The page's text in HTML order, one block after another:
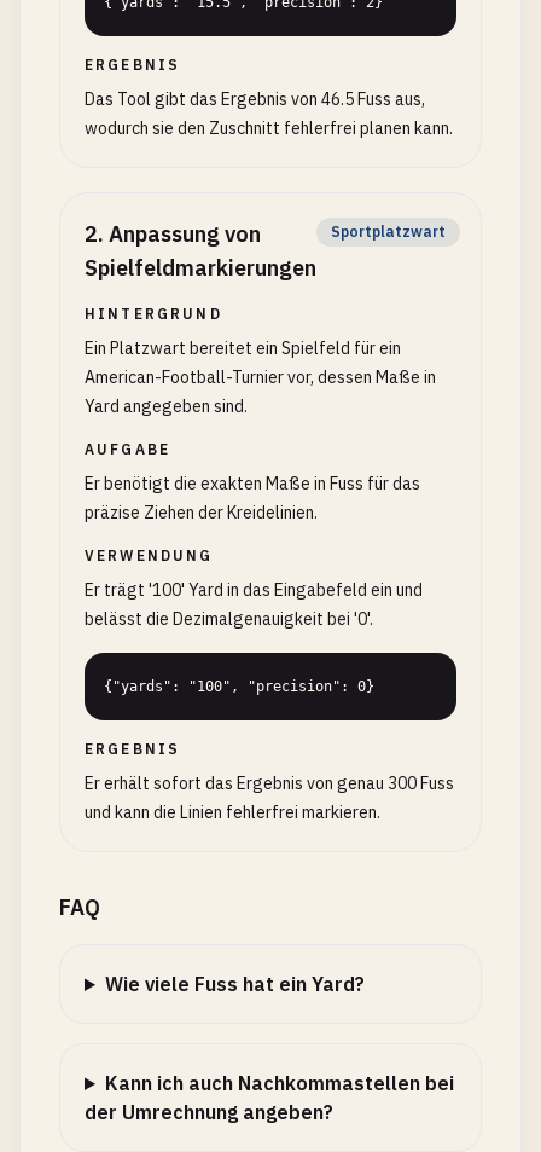
ERGEBNIS
Das Tool gibt das Ergebnis von 46.5 Fuss aus,
wodurch sie den Zuschnitt fehlerfrei planen kann.
2. Anpassung von
Spielfeldmarkierungen
Sportplatzwart
HINTERGRUND
Ein Platzwart bereitet ein Spielfeld für ein
American-Football-Turnier vor, dessen Maße in
Yard angegeben sind.
AUFGABE
Er benötigt die exakten Maße in Fuss für das
präzise Ziehen der Kreidelinien.
VERWENDUNG
Er trägt '100' Yard in das Eingabefeld ein und
belässt die Dezimalgenauigkeit bei '0'.
{"yards": "100", "precision": 0}
ERGEBNIS
Er erhält sofort das Ergebnis von genau 300 Fuss
und kann die Linien fehlerfrei markieren.
FAQ
Wie viele Fuss hat ein Yard?
Kann ich auch Nachkommastellen bei
der Umrechnung angeben?